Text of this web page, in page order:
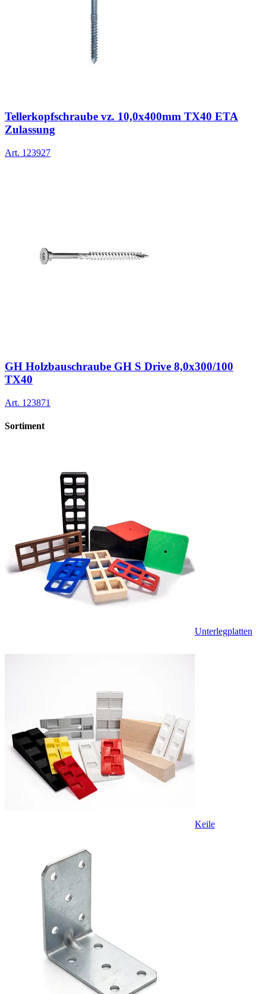
Tellerkopfschraube vz. 10,0x400mm TX40 ETA
Zulassung
Art. 123927
GH Holzbauschraube GH S Drive 8,0x300/100
TX40
Art. 123871
Sortiment
Unterlegplatten
Keile